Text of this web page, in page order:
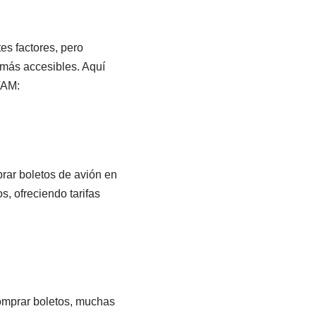
factores, pero
accesibles. Aquí
boletos de avión en
ofreciendo tarifas
boletos, muchas